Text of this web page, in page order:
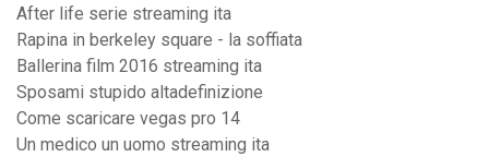
After life serie streaming ita
Rapina in berkeley square - la soffiata
Ballerina film 2016 streaming ita
Sposami stupido altadefinizione
Come scaricare vegas pro 14
Un medico un uomo streaming ita